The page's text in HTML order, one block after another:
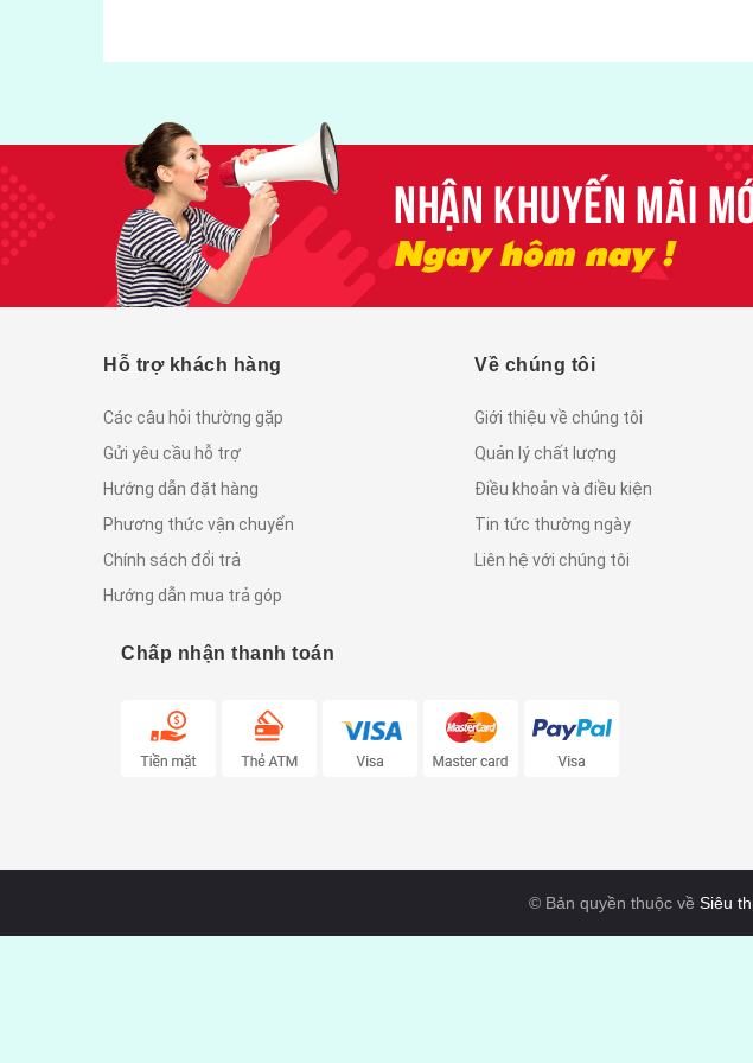
Hỗ trợ khách hàng
Các câu hỏi thường gặp
Gửi yêu cầu hỗ trợ
Hướng dẫn đặt hàng
Phương thức vận chuyển
Chính sách đổi trả
Hướng dẫn mua trả góp
Về chúng tôi
Giới thiệu về chúng tôi
Quản lý chất lượng
Điều khoản và điều kiện
Tin tức thường ngày
Liên hệ với chúng tôi
Chấp nhận thanh toán
© Bản quyền thuộc về Siêu